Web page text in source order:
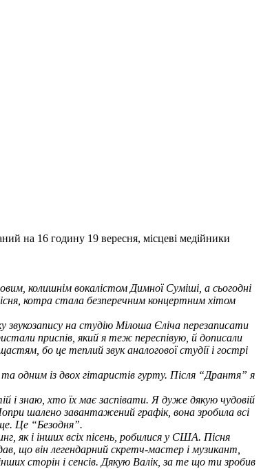
на 16 годину 19 вересня, місцеві медійники
колишнім вокалістом Димної Суміші, а сьогодні
котра стала безперечним концертним хітом
на студію Мілоша Єліча перезаписати
приспів, який я теж переспівую, й дописали
бо це теплий звук аналогової студії і гострі
одним із двох гітаристів гурту. Після “Дрантя” я
і знаю, хто їх має заспівати. Я дуже дякую чудовій
шалено завантажений графік, вона зробила всі
Це “Безодня”.
як і інших всіх пісень, робилися у США. Пісня
що він легендарний скретч-мастер і музикант,
сторін і сенсів. Дякую Валік, за те що ти зробив